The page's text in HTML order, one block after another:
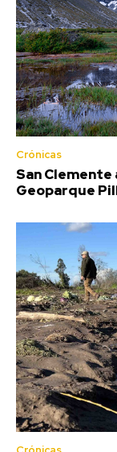
Crónicas
San Clemente
Geoparque